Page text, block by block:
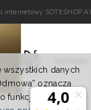
internetowy SOTESHOP AI
wszystkich danych
oznacza
funkcjonowania